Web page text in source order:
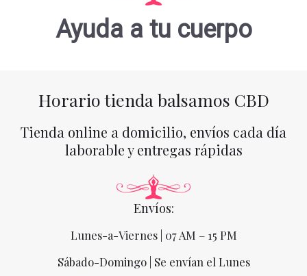
Ayuda a tu cuerpo
Horario tienda balsamos CBD
Tienda online a domicilio, envíos cada día
laborable y entregas rápidas
Envíos:
Lunes-a-Viernes | 07 AM – 15 PM
Sábado-Domingo | Se envían el Lunes